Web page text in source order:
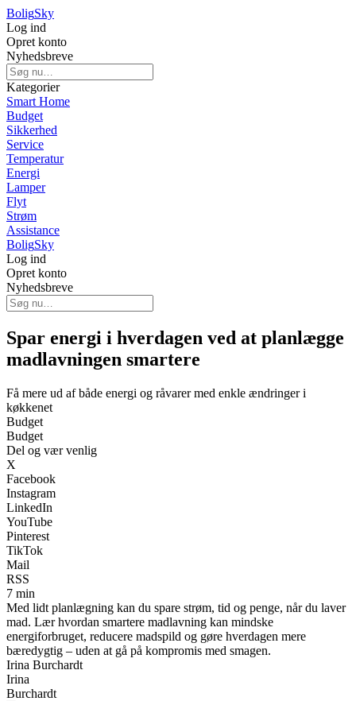
BoligSky
Log ind
Opret konto
Nyhedsbreve
Kategorier
Smart Home
Budget
Sikkerhed
Service
Temperatur
Energi
Lamper
Flyt
Strøm
Assistance
BoligSky
Log ind
Opret konto
Nyhedsbreve
Spar energi i hverdagen ved at planlægge
madlavningen smartere
Få mere ud af både energi og råvarer med enkle ændringer i
køkkenet
Budget
Budget
Del og vær venlig
X
Facebook
Instagram
LinkedIn
YouTube
Pinterest
TikTok
Mail
RSS
7 min
Med lidt planlægning kan du spare strøm, tid og penge, når du laver
mad. Lær hvordan smartere madlavning kan mindske
energiforbruget, reducere madspild og gøre hverdagen mere
bæredygtig – uden at gå på kompromis med smagen.
Irina Burchardt
Irina
Burchardt